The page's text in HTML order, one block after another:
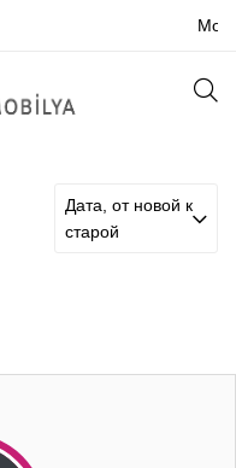
Modern
Дата, от новой к
старой